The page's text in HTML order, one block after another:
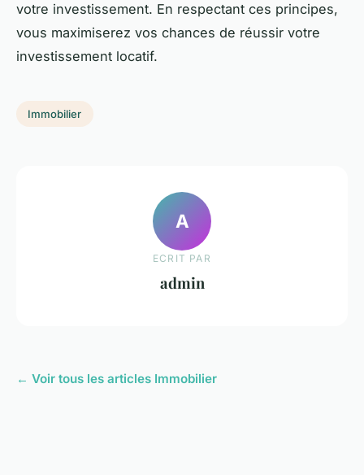
votre investissement. En respectant ces principes,
vous maximiserez vos chances de réussir votre
investissement locatif.
Immobilier
A
ECRIT PAR
admin
← Voir tous les articles Immobilier